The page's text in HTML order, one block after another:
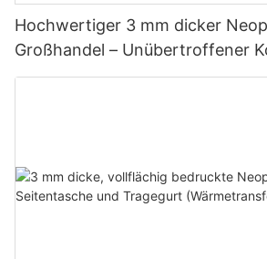
Hochwertiger 3 mm dicker
Großhandel – Unübertroffener